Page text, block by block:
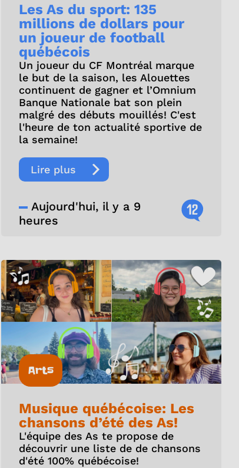
Les As du sport: 135
millions de dollars pour
un joueur de football
québécois
Un joueur du CF Montréal marque
le but de la saison, les Alouettes
continuent de gagner et l’Omnium
Banque Nationale bat son plein
malgré des débuts mouillés! C'est
l'heure de ton actualité sportive de
la semaine!
Lire plus
Aujourd'hui, il y a 9
heures
12
Arts
Musique québécoise: Les
chansons d’été des As!
L'équipe des As te propose de
découvrir une liste de de chansons
d'été 100% québécoise!